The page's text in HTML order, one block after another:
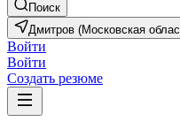
Поиск
Дмитров (Московская
Войти
Войти
Создать резюме